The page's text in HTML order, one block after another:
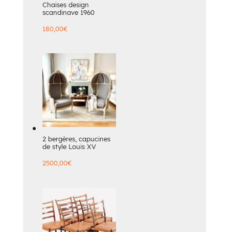
Chaises design
scandinave 1960
180,00€
2 bergères, capucines
de style Louis XV
2500,00€